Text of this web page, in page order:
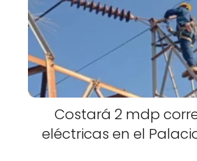
Costará 2 mdp
eléctricas en el